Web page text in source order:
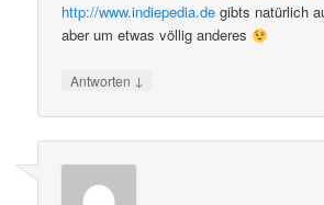
http://www.indiepedia.de gibts natürlich
aber um etwas völlig anderes
Antworten ↓